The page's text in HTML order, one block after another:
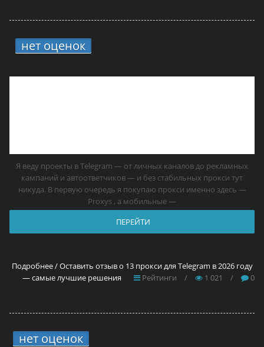
нет оценок
Я веду проекты в Telegram — от личных каналов до рекламных
кампаний и автоответчиков — и без стабильных прокси тут
никуда. В первую очередь я покупаю прокси именно здесь —
Proxys , а мобильные —
ПЕРЕЙТИ
Подробнее / Оставить отзыв о 13 прокси для Telegram в 2026 году
— самые лучшие решения
Рейтинги / 1 021 / 0
нет оценок